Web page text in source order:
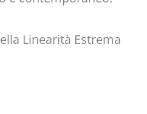
Linearità Estrema